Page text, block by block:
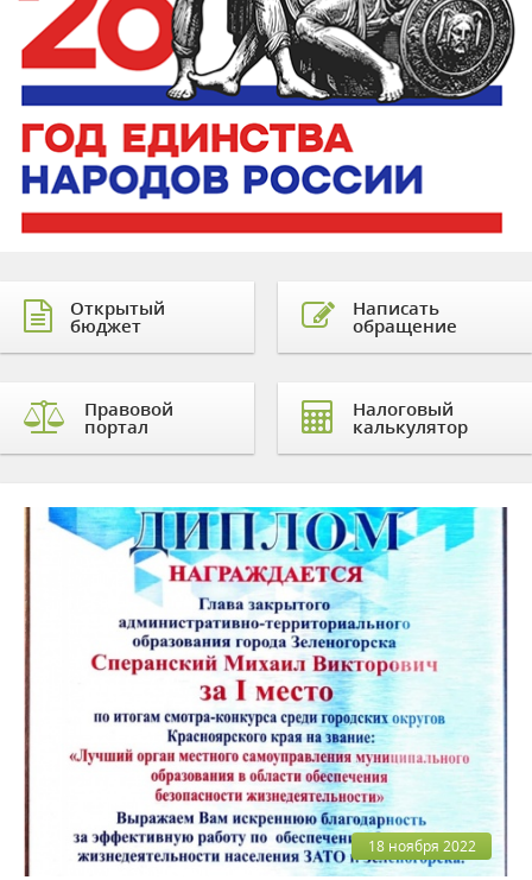
Открытый
бюджет
Правовой
портал
Написать
обращение
Налоговый
калькулятор
18 ноября 2022